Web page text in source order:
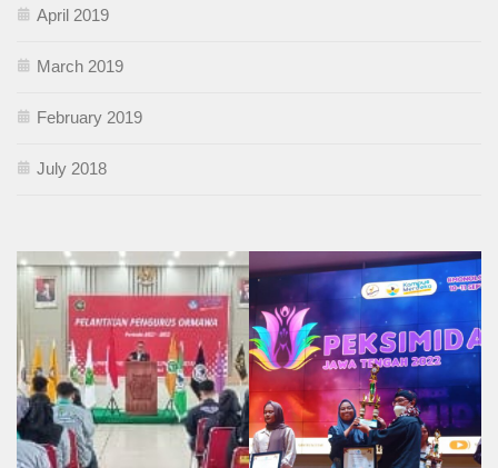
April 2019
March 2019
February 2019
July 2018